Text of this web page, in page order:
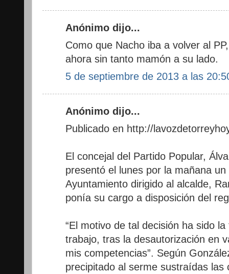
Anónimo dijo...
Como que Nacho iba a volver al
ahora sin tanto mamón a su lado.
5 de septiembre de 2013 a las
Anónimo dijo...
Publicado en http://
El concejal del Partido Popular,
presentó el lunes por la mañana
Ayuntamiento dirigido al alcalde,
ponía su cargo a disposición del
“El motivo de tal decisión ha sido
trabajo, tras la desautorización en
mis competencias”. Según
precipitado al serme sustraídas las